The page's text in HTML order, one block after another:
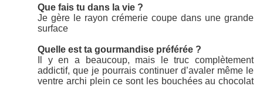
Que fais tu dans la vie ?
Je gère le rayon crémerie coupe dans une grande
surface
Quelle est ta gourmandise préférée ?
Il y en a beaucoup, mais le truc complètement
addictif, que je pourrais continuer d’avaler même le
ventre archi plein ce sont les bouchées au chocolat